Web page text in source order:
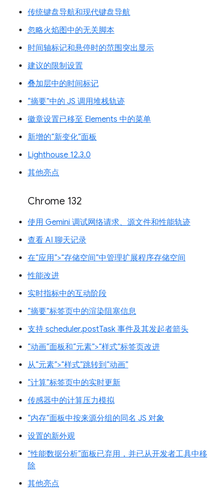
传统键盘导航和现代键盘导航
忽略火焰图中的无关脚本
时间轴标记和悬停时的范围突出显示
建议的限制设置
叠加层中的时间标记
“摘要”中的 JS 调用堆栈轨迹
徽章设置已移至 Elements 中的菜单
新增的“新变化”面板
Lighthouse 12.3.0
其他亮点
Chrome 132
使用 Gemini 调试网络请求、源文件和性能轨迹
查看 AI 聊天记录
在“应用”>“存储空间”中管理扩展程序存储空间
性能改进
实时指标中的互动阶段
“摘要”标签页中的渲染阻塞信息
支持 scheduler.postTask 事件及其发起者箭头
“动画”面板和“元素”>“样式”标签页改进
从“元素”>“样式”跳转到“动画”
“计算”标签页中的实时更新
传感器中的计算压力模拟
“内存”面板中按来源分组的同名 JS 对象
设置的新外观
“性能数据分析”面板已弃用，并已从开发者工具中移
除
其他亮点